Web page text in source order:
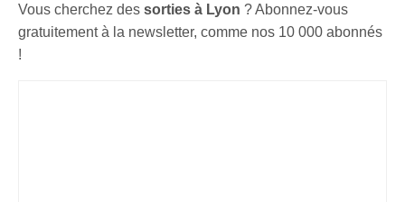
Vous cherchez dessorties à Lyon ? Abonnez-vous
gratuitement à la newsletter, comme nos 10 000 abonnés
!